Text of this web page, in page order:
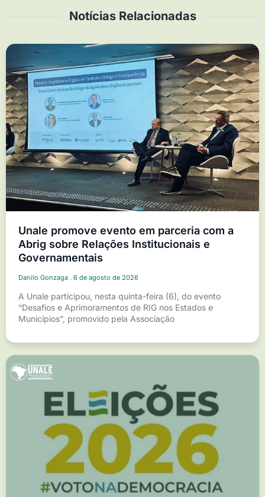
Notícias Relacionadas
Unale promove evento em parceria com a
Abrig sobre Relações Institucionais e
Governamentais
Danilo Gonzaga 6 de agosto de 2026
A Unale participou, nesta quinta-feira (6), do evento
“Desafios e Aprimoramentos de RIG nos Estados e
Municípios”, promovido pela Associação